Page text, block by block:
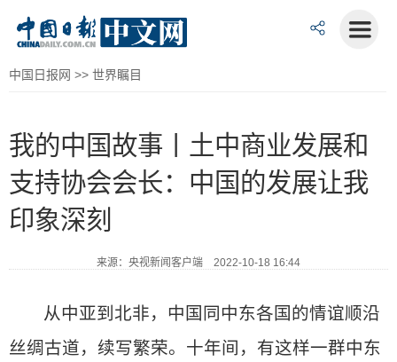
中国日报网 >> 世界瞩目
我的中国故事丨土中商业发展和
支持协会会长：中国的发展让我
印象深刻
来源：央视新闻客户端 2022-10-18 16:44
从中亚到北非，中国同中东各国的情谊顺沿
丝绸古道，续写繁荣。十年间，有这样一群中东